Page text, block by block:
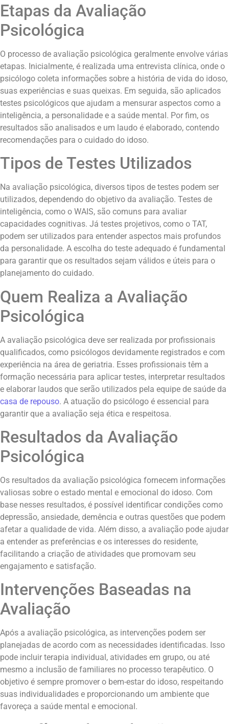
Etapas da Avaliação
Psicológica
O processo de avaliação psicológica geralmente envolve várias
etapas. Inicialmente, é realizada uma entrevista clínica, onde o
psicólogo coleta informações sobre a história de vida do idoso,
suas experiências e suas queixas. Em seguida, são aplicados
testes psicológicos que ajudam a mensurar aspectos como a
inteligência, a personalidade e a saúde mental. Por fim, os
resultados são analisados e um laudo é elaborado, contendo
recomendações para o cuidado do idoso.
Tipos de Testes Utilizados
Na avaliação psicológica, diversos tipos de testes podem ser
utilizados, dependendo do objetivo da avaliação. Testes de
inteligência, como o WAIS, são comuns para avaliar
capacidades cognitivas. Já testes projetivos, como o TAT,
podem ser utilizados para entender aspectos mais profundos
da personalidade. A escolha do teste adequado é fundamental
para garantir que os resultados sejam válidos e úteis para o
planejamento do cuidado.
Quem Realiza a Avaliação
Psicológica
A avaliação psicológica deve ser realizada por profissionais
qualificados, como psicólogos devidamente registrados e com
experiência na área de geriatria. Esses profissionais têm a
formação necessária para aplicar testes, interpretar resultados
e elaborar laudos que serão utilizados pela equipe de saúde da
casa de repouso. A atuação do psicólogo é essencial para
garantir que a avaliação seja ética e respeitosa.
Resultados da Avaliação
Psicológica
Os resultados da avaliação psicológica fornecem informações
valiosas sobre o estado mental e emocional do idoso. Com
base nesses resultados, é possível identificar condições como
depressão, ansiedade, demência e outras questões que podem
afetar a qualidade de vida. Além disso, a avaliação pode ajudar
a entender as preferências e os interesses do residente,
facilitando a criação de atividades que promovam seu
engajamento e satisfação.
Intervenções Baseadas na
Avaliação
Após a avaliação psicológica, as intervenções podem ser
planejadas de acordo com as necessidades identificadas. Isso
pode incluir terapia individual, atividades em grupo, ou até
mesmo a inclusão de familiares no processo terapêutico. O
objetivo é sempre promover o bem-estar do idoso, respeitando
suas individualidades e proporcionando um ambiente que
favoreça a saúde mental e emocional.